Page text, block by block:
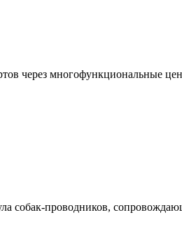
через многофункциональные
собак-проводников,